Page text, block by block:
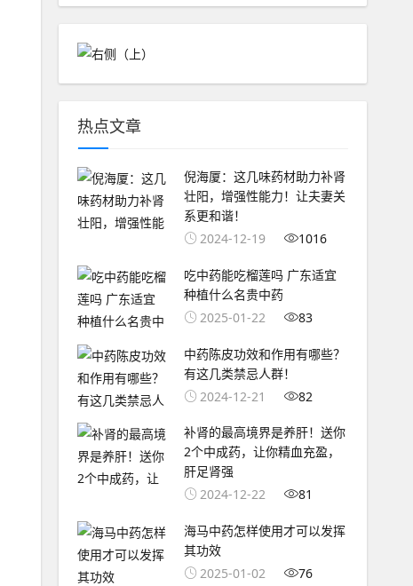
热点文章
倪海厦：这几味药材助力补肾
壮阳，增强性能力！让夫妻关
系更和谐！
2024-12-19
1016
吃中药能吃榴莲吗 广东适宜
种植什么名贵中药
2025-01-22
83
中药陈皮功效和作用有哪些？
有这几类禁忌人群！
2024-12-21
82
补肾的最高境界是养肝！送你
2个中成药，让你精血充盈，
肝足肾强
2024-12-22
81
海马中药怎样使用才可以发挥
其功效
2025-01-02
76